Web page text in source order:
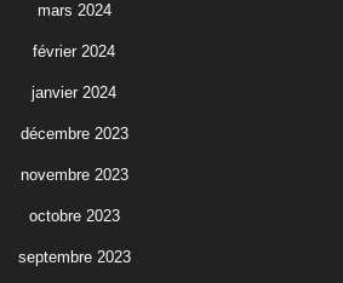
mars 2024
février 2024
janvier 2024
décembre 2023
novembre 2023
octobre 2023
septembre 2023